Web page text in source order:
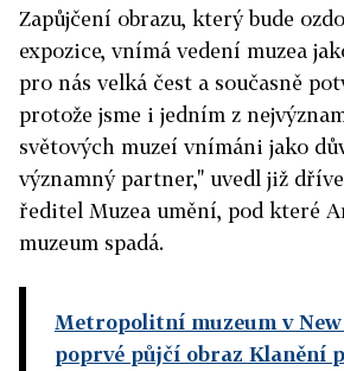
Zapůjčení obrazu, který bude
expozice, vnímá vedení muzea
pro nás velká čest a současně
protože jsme i jedním z
světových muzeí vnímáni jako
významný partner," uvedl již
ředitel Muzea umění, pod které
muzeum spadá.
Metropolitní muzeum v
poprvé půjčí obraz Klanění